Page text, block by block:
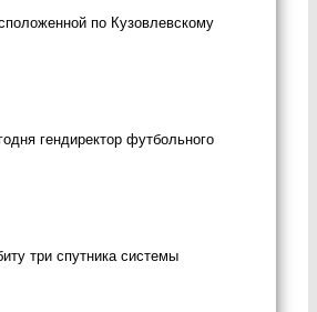
по Кузовлевскому
гендиректор футбольного
три спутника системы